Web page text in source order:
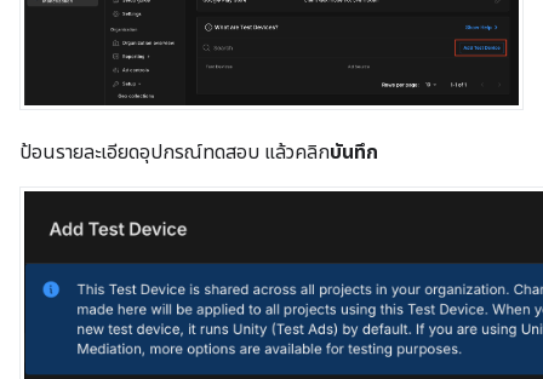
ป้อนรายละเอียดอุปกรณ์ทดสอบ แล้วคลิกบันทึก